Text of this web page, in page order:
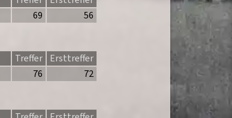
69 56
Treffer Ersttreffer
76 72